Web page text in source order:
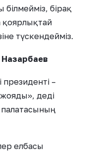
білмейміз, бірақ
қоярлықтай
түскендейміз.
Назарбаев
–
жояды», деді
палатасының
елбасы